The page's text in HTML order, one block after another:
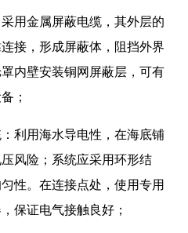
采用金属屏蔽电缆，其外层的
接，形成屏蔽体，阻挡外界
内壁安装铜网屏蔽层，可有
；
：利用海水导电性，在海底铺
风险；系统应采用环形结
性。在连接点处，使用专用
保证电气接触良好；